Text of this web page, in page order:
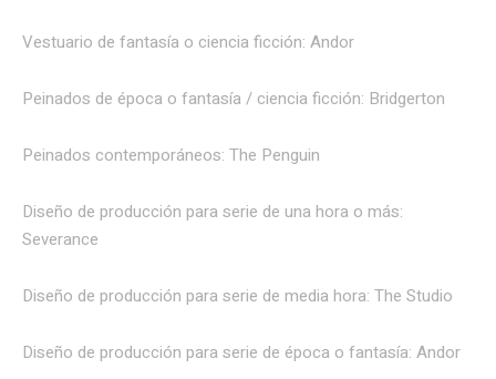
Vestuario de fantasía o ciencia ficción: Andor
Peinados de época o fantasía / ciencia ficción: Bridgerton
Peinados contemporáneos: The Penguin
Diseño de producción para serie de una hora o más:
Severance
Diseño de producción para serie de media hora: The Studio
Diseño de producción para serie de época o fantasía: Andor